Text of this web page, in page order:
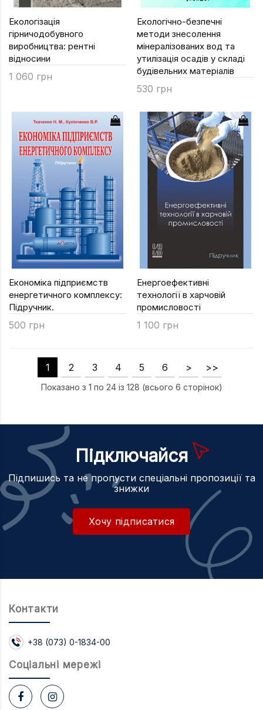
Екологізація
гірничодобувного
виробництва: рентні
відносини
1 060 грн
Екологічно-безпечні
методи знесолення
мінералізованих вод та
утилізація осадів у складі
будівельних матеріалів
530 грн
Економіка підприємств
енергетичного комплексу:
Підручник.
500 грн
Енергоефективні
технології в харчовій
промисловості
1 100 грн
1 2 3 4 5 6 > >>
Показано з 1 по 24 із 128 (всього 6 сторінок)
Підключайся
Підпишись та не пропусти спеціальні пропозиції та
знижки
Хочу підписатися
Контакти
+38 (073) 0-1834-00
Соцiальнi мережi